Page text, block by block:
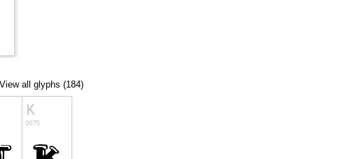
View all glyphs (184)